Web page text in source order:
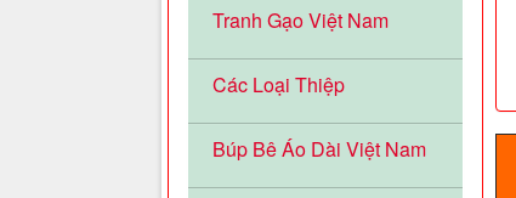
Tranh Gạo Việt Nam
Các Loại Thiệp
Búp Bê Áo Dài Việt Nam